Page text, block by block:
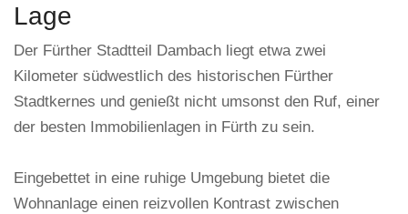
Lage
Der Fürther Stadtteil Dambach liegt etwa zwei
Kilometer südwestlich des historischen Fürther
Stadtkernes und genießt nicht umsonst den Ruf, einer
der besten Immobilienlagen in Fürth zu sein.
Eingebettet in eine ruhige Umgebung bietet die
Wohnanlage einen reizvollen Kontrast zwischen